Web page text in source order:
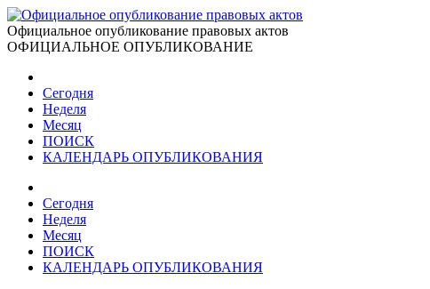
Официальное опубликование правовых актов
ОФИЦИАЛЬНОЕ ОПУБЛИКОВАНИЕ
Сегодня
Неделя
Месяц
ПОИСК
КАЛЕНДАРЬ ОПУБЛИКОВАНИЯ
Сегодня
Неделя
Месяц
ПОИСК
КАЛЕНДАРЬ ОПУБЛИКОВАНИЯ